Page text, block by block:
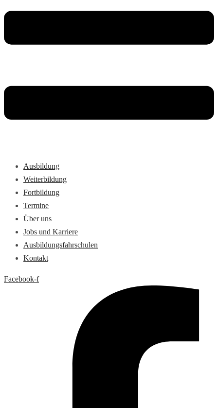
Ausbildung
Weiterbildung
Fortbildung
Termine
Über uns
Jobs und Karriere
Ausbildungsfahrschulen
Kontakt
Facebook-f